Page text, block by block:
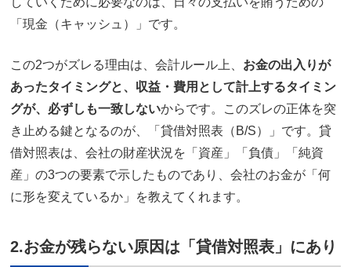
「現金（キャッシュ）」です。
この2つがズレる理由は、会計ルール上、 お金の出入りが
あったタイミングと、収益・費用として計上するタイミン
グが、必ずしも一致しないからです。このズレの正体を突
き止める鍵となるのが、「貸借対照表（B/S）」です。貸
借対照表は、会社の財産状況を「資産」「負債」「純資
産」の3つの要素で示したものであり、会社のお金が「何
に形を変えているか」を教えてくれます。
2.お金が残らない原因は「貸借対照表」にあり